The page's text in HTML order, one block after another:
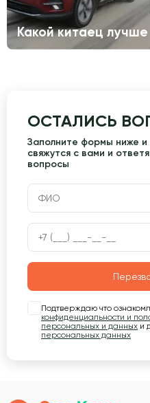
Какой китаец лучше
ОСТАЛИСЬ
Заполните формы ниже
свяжутся с вами и
вопросы
Подтверждаю что
конфиденциальности и
персональных и данных и
персональных данных